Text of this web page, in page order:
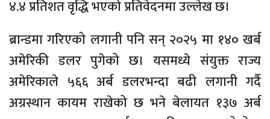
४.४ प्रतिशत वृद्धि भएको प्रतिवेदनमा उल्लेख छ।
ब्रान्डमा गरिएको लगानी पनि सन् २०२५ मा १४० खर्ब
अमेरिकी डलर पुगेको छ। यसमध्ये संयुक्त राज्य
अमेरिकाले ५६६ अर्ब डलरभन्दा बढी लगानी गर्दै
अग्रस्थान कायम राखेको छ भने बेलायत १३७ अर्ब